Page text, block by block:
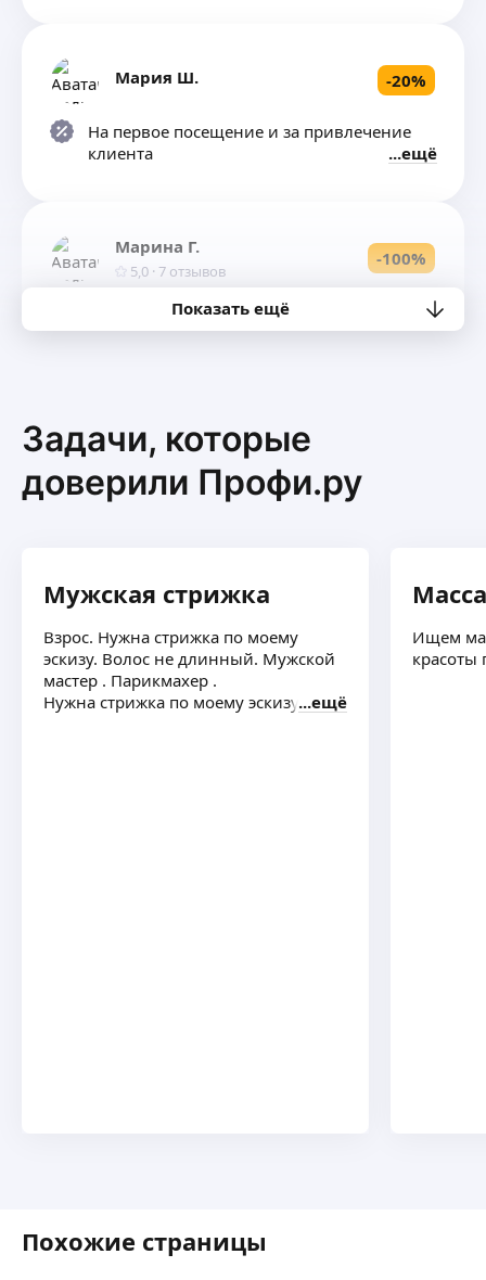
Мария Ш. -20%
На первое посещение и за привлечение
клиента
ещё
Марина Г.
5,0 · 7 отзывов
-100%
При всех повторных посещениях дизайн
фольгой, глиттером, слайдером и стразами
Екатерина Л.
Знакомство с мастером
Знакомство с мастером
Показать ещё
Задачи, которые
доверили Профи.ру
Мужская стрижка
Взрос. Нужна стрижка по моему
эскизу. Волос не длинный. Мужской
мастер . Парикмахер .
Нужна стрижка по моему эскизу
ещё
Ищем
красоты
Похожие страницы